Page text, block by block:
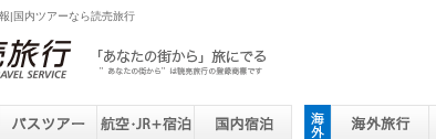
|国内ツアーなら読売旅行
から」旅にでる｜Yomiuri Travel Service